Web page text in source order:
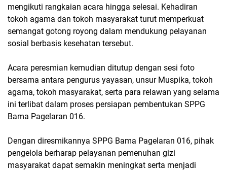
mengikuti rangkaian acara hingga selesai. Kehadiran
tokoh agama dan tokoh masyarakat turut memperkuat
semangat gotong royong dalam mendukung pelayanan
sosial berbasis kesehatan tersebut.
Acara peresmian kemudian ditutup dengan sesi foto
bersama antara pengurus yayasan, unsur Muspika, tokoh
agama, tokoh masyarakat, serta para relawan yang selama
ini terlibat dalam proses persiapan pembentukan SPPG
Bama Pagelaran 016.
Dengan diresmikannya SPPG Bama Pagelaran 016, pihak
pengelola berharap pelayanan pemenuhan gizi
masyarakat dapat semakin meningkat serta menjadi